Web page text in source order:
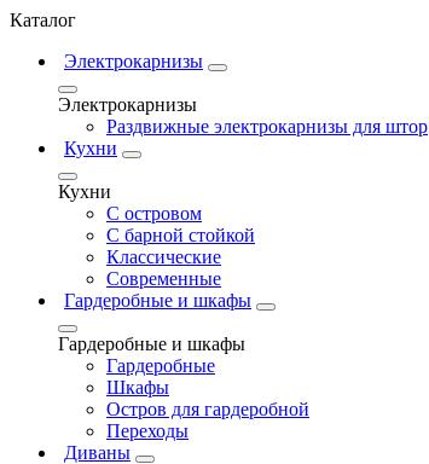
Каталог
Электрокарнизы
Электрокарнизы
Раздвижные электрокарнизы для штор
Кухни
Кухни
С островом
С барной стойкой
Классические
Современные
Гардеробные и шкафы
Гардеробные и шкафы
Гардеробные
Шкафы
Остров для гардеробной
Переходы
Диваны